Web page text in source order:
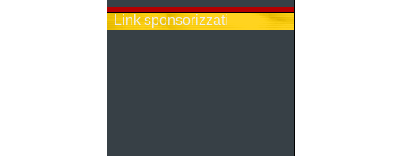
Link sponsorizzati